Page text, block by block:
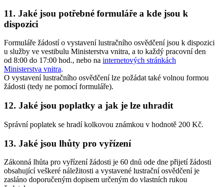
11. Jaké jsou potřebné formuláře a kde jsou k
dispozici
Formuláře žádostí o vystavení lustračního osvědčení jsou k dispozici
u služby ve vestibulu Ministerstva vnitra, a to každý pracovní den
od 8:00 do 17:00 hod., nebo na internetových stránkách
Ministerstva vnitra.
O vystavení lustračního osvědčení lze požádat také volnou formou
žádosti (tedy ne pomocí formuláře).
12. Jaké jsou poplatky a jak je lze uhradit
Správní poplatek se hradí kolkovou známkou v hodnotě 200 Kč.
13. Jaké jsou lhůty pro vyřízení
Zákonná lhůta pro vyřízení žádosti je 60 dnů ode dne přijetí žádosti
obsahující veškeré náležitosti a vystavené lustrační osvědčení je
zasláno doporučeným dopisem určeným do vlastních rukou